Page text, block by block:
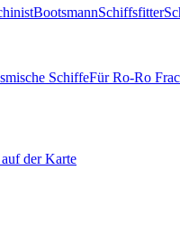
BootsmannSchiffsfitter
SchiffeFür Ro-Ro
der Karte